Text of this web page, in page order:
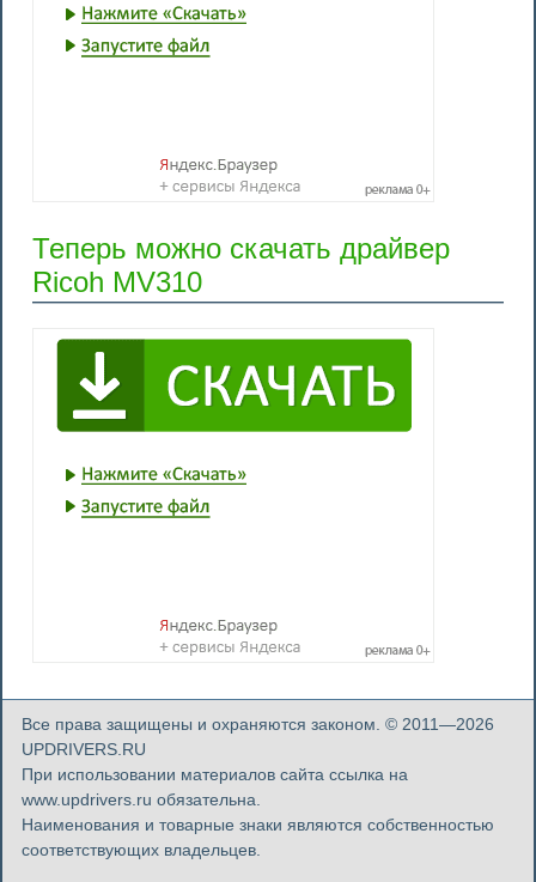
Теперь можно скачать драйвер
Ricoh MV310
Все права защищены и охраняются законом. © 2011—2026
UPDRIVERS.RU
При использовании материалов сайта ссылка на
www.updrivers.ru обязательна.
Наименования и товарные знаки являются собственностью
соответствующих владельцев.